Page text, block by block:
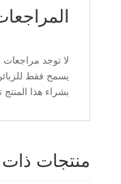
لا توجد مراجعات
يسمح فقط
بشراء هذا
منتجات